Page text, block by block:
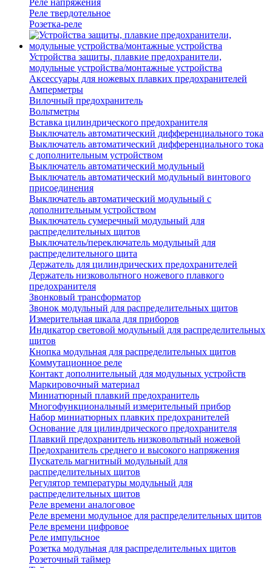
Реле напряжения
Реле твердотельное
Розетка-реле
Устройства защиты, плавкие предохранители,
модульные устройства/монтажные устройства
Аксессуары для ножевых плавких предохранителей
Амперметры
Вилочный предохранитель
Вольтметры
Вставка цилиндрического предохранителя
Выключатель автоматический дифференциального тока
Выключатель автоматический дифференциального тока
с дополнительным устройством
Выключатель автоматический модульный
Выключатель автоматический модульный винтового
присоединения
Выключатель автоматический модульный с
дополнительным устройством
Выключатель сумеречный модульный для
распределительных щитов
Выключатель/переключатель модульный для
распределительного щита
Держатель для цилиндрических предохранителей
Держатель низковольтного ножевого плавкого
предохранителя
Звонковый трансформатор
Звонок модульный для распределительных щитов
Измерительная шкала для приборов
Индикатор световой модульный для распределительных
щитов
Кнопка модульная для распределительных щитов
Коммутационное реле
Контакт дополнительный для модульных устройств
Маркировочный материал
Миниатюрный плавкий предохранитель
Многофункциональный измерительный прибор
Набор миниатюрных плавких предохранителей
Основание для цилиндрического предохранителя
Плавкий предохранитель низковольтный ножевой
Предохранитель среднего и высокого напряжения
Пускатель магнитный модульный для
распределительных щитов
Регулятор температуры модульный для
распределительных щитов
Реле времени аналоговое
Реле времени модульное для распределительных щитов
Реле времени цифровое
Реле импульсное
Розетка модульная для распределительных щитов
Розеточный таймер